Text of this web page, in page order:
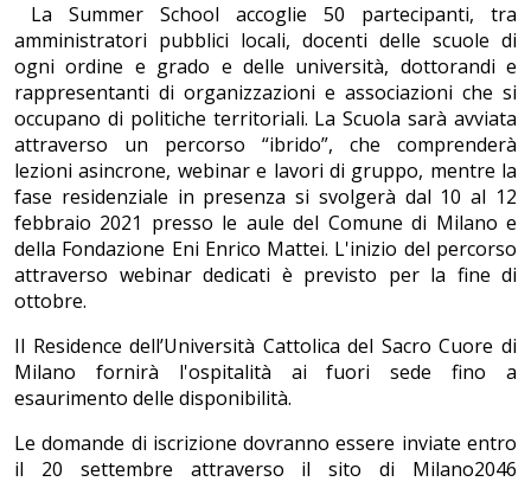
La Summer School accoglie 50 partecipanti, tra
amministratori pubblici locali, docenti delle scuole di
ogni ordine e grado e delle università, dottorandi e
rappresentanti di organizzazioni e associazioni che si
occupano di politiche territoriali. La Scuola sarà avviata
attraverso un percorso “ibrido”, che comprenderà
lezioni asincrone, webinar e lavori di gruppo, mentre la
fase residenziale in presenza si svolgerà dal 10 al 12
febbraio 2021 presso le aule del Comune di Milano e
della Fondazione Eni Enrico Mattei. L'inizio del percorso
attraverso webinar dedicati è previsto per la fine di
ottobre.
Il Residence dell’Università Cattolica del Sacro Cuore di
Milano fornirà l'ospitalità ai fuori sede fino a
esaurimento delle disponibilità.
Le domande di iscrizione dovranno essere inviate entro
il 20 settembre attraverso il sito di Milano2046